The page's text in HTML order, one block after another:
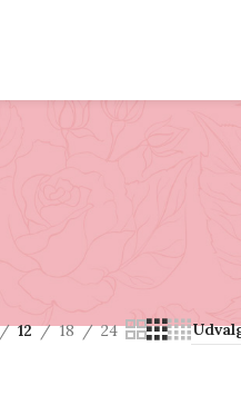
12 18 24